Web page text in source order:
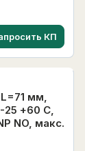
КП
мм,
25 +60 С,
NO, макс.